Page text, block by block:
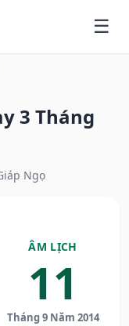
3 Tháng
Ngọ
ÂM LỊCH
11
Tháng 9 Năm 2014